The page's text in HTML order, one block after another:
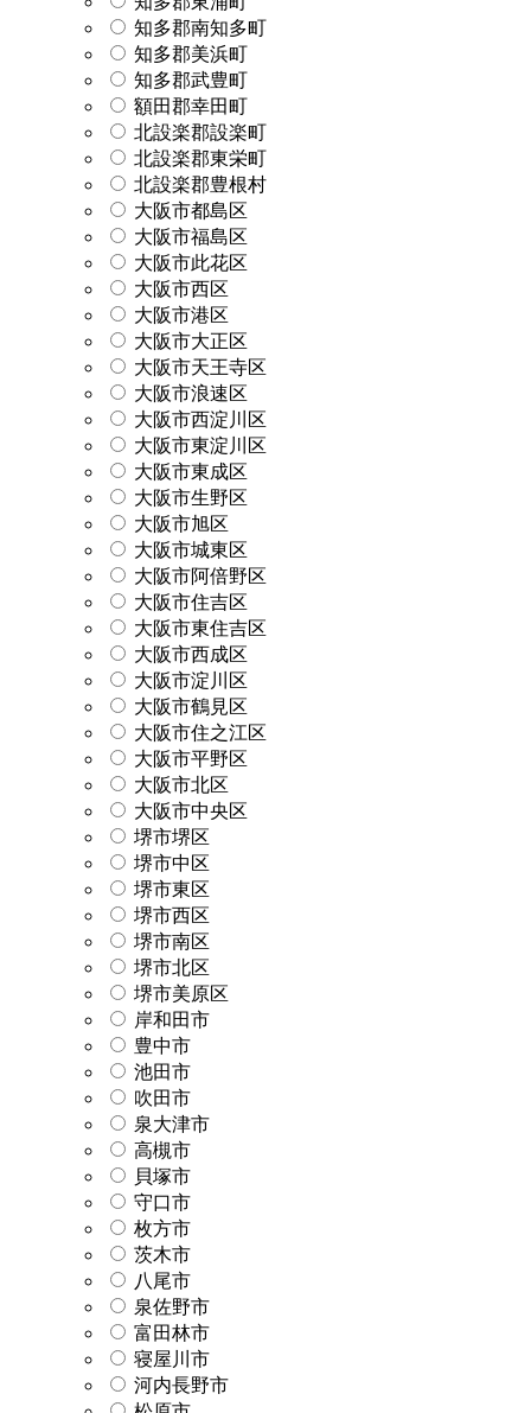
知多郡南知多町
知多郡美浜町
知多郡武豊町
額田郡幸田町
北設楽郡設楽町
北設楽郡東栄町
北設楽郡豊根村
大阪市都島区
大阪市福島区
大阪市此花区
大阪市西区
大阪市港区
大阪市大正区
大阪市天王寺区
大阪市浪速区
大阪市西淀川区
大阪市東淀川区
大阪市東成区
大阪市生野区
大阪市旭区
大阪市城東区
大阪市阿倍野区
大阪市住吉区
大阪市東住吉区
大阪市西成区
大阪市淀川区
大阪市鶴見区
大阪市住之江区
大阪市平野区
大阪市北区
大阪市中央区
堺市堺区
堺市中区
堺市東区
堺市西区
堺市南区
堺市北区
堺市美原区
岸和田市
豊中市
池田市
吹田市
泉大津市
高槻市
貝塚市
守口市
枚方市
茨木市
八尾市
泉佐野市
富田林市
寝屋川市
河内長野市